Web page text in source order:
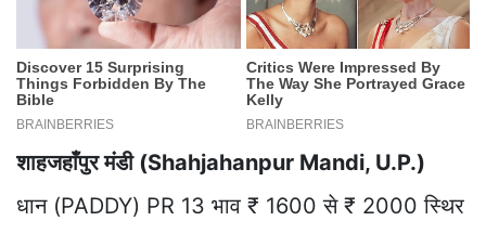
शाहजहाँपुर मंडी (Shahjahanpur Mandi, U.P.)
धान (PADDY) PR 13 भाव ₹ 1600 से ₹ 2000 स्थिर